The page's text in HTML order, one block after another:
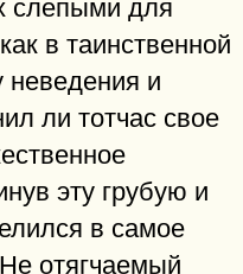
в таинственной
неведения и
ли тотчас свое
эту грубую и
в самое
отягчаемый